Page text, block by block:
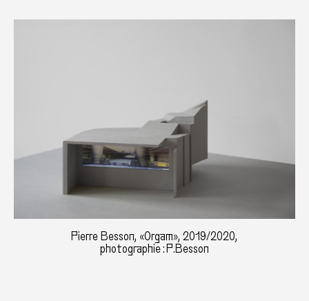
Pierre Besson, «Orgam», 2019/2020,
photographie : P.Besson